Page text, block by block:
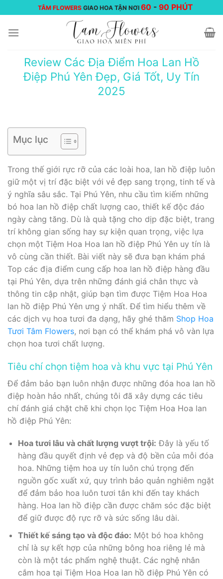
đến
nội
TÂM FLOWERS GIAO HOA TẬN NƠI 60 -90 PHÚT
Review Các Địa Điểm Hoa Lan Hồ
Điệp Phú Yên Đẹp, Giá Tốt, Uy Tín
2025
Mục lục
Trong thế giới rực rỡ của các loài hoa, lan hồ điệp luôn
giữ một vị trí đặc biệt với vẻ đẹp sang trọng, tinh tế và
ý nghĩa sâu sắc. Tại Phú Yên, nhu cầu tìm kiếm những
bó hoa lan hồ điệp chất lượng cao, thiết kế độc đáo
ngày càng tăng. Dù là quà tặng cho dịp đặc biệt, trang
trí không gian sống hay sự kiện quan trọng, việc lựa
chọn một Tiệm Hoa Hoa lan hồ điệp Phú Yên uy tín là
vô cùng cần thiết. Bài viết này sẽ đưa bạn khám phá
Top các địa điểm cung cấp hoa lan hồ điệp hàng đầu
tại Phú Yên, dựa trên những đánh giá chân thực và
thông tin cập nhật, giúp bạn tìm được Tiệm Hoa Hoa
lan hồ điệp Phú Yên ưng ý nhất. Để tìm hiểu thêm về
các dịch vụ hoa tươi đa dạng, hãy ghé thăm Shop Hoa
Tươi Tâm Flowers, nơi bạn có thể khám phá vô vàn lựa
chọn hoa tươi chất lượng.
Tiêu chí chọn tiệm hoa và khu vực tại Phú Yên
Để đảm bảo bạn luôn nhận được những đóa hoa lan hồ
điệp hoàn hảo nhất, chúng tôi đã xây dựng các tiêu
chí đánh giá chặt chẽ khi chọn lọc Tiệm Hoa Hoa lan
hồ điệp Phú Yên:
Hoa tươi lâu và chất lượng vượt trội: Đây là yếu tố
hàng đầu quyết định vẻ đẹp và độ bền của mỗi đóa
hoa. Những tiệm hoa uy tín luôn chú trọng đến
nguồn gốc xuất xứ, quy trình bảo quản nghiêm ngặt
để đảm bảo hoa luôn tươi tắn khi đến tay khách
hàng. Hoa lan hồ điệp cần được chăm sóc đặc biệt
để giữ được độ rực rỡ và sức sống lâu dài.
Thiết kế sáng tạo và độc đáo: Một bó hoa không
chỉ là sự kết hợp của những bông hoa riêng lẻ mà
còn là một tác phẩm nghệ thuật. Các nghệ nhân
cắm hoa tại Tiệm Hoa Hoa lan hồ điệp Phú Yên có